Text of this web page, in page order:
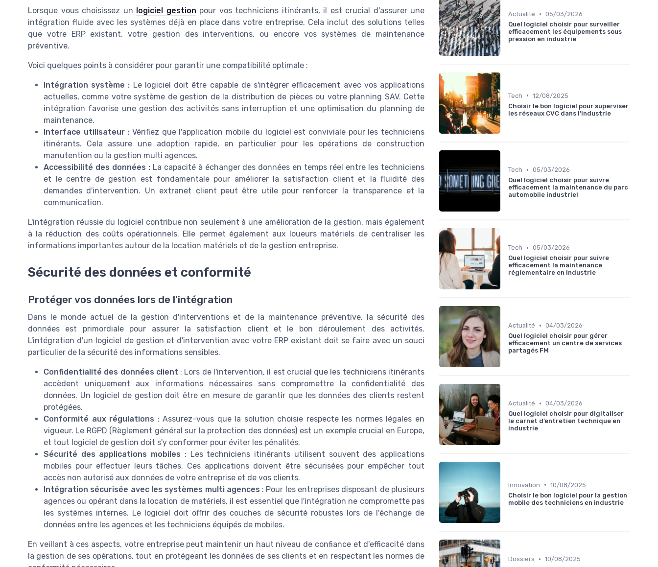
Lorsque vous choisissez un logiciel gestion pour vos techniciens itinérants, il est crucial d'assurer une
intégration fluide avec les systèmes déjà en place dans votre entreprise. Cela inclut des solutions telles
que votre ERP existant, votre gestion des interventions, ou encore vos systèmes de maintenance
préventive.
Voici quelques points à considérer pour garantir une compatibilité optimale :
Intégration système : Le logiciel doit être capable de s'intégrer efficacement avec vos applications
actuelles, comme votre système de gestion de la distribution de pièces ou votre planning SAV. Cette
intégration favorise une gestion des activités sans interruption et une optimisation du planning de
maintenance.
Interface utilisateur : Vérifiez que l'application mobile du logiciel est conviviale pour les techniciens
itinérants. Cela assure une adoption rapide, en particulier pour les opérations de construction
manutention ou la gestion multi agences.
Accessibilité des données :La capacité à échanger des données en temps réel entre les techniciens
et le centre de gestion est fondamentale pour améliorer la satisfaction client et la fluidité des
demandes d'intervention. Un extranet client peut être utile pour renforcer la transparence et la
communication.
L'intégration réussie du logiciel contribue non seulement à une amélioration de la gestion, mais également
à la réduction des coûts opérationnels. Elle permet également aux loueurs matériels de centraliser les
informations importantes autour de la location matériels et de la gestion entreprise.
Sécurité des données et conformité
Protéger vos données lors de l'intégration
Dans le monde actuel de la gestion d'interventions et de la maintenance préventive, la sécurité des
données est primordiale pour assurer la satisfaction client et le bon déroulement des activités.
L'intégration d'un logiciel de gestion et d'intervention avec votre ERP existant doit se faire avec un souci
particulier de la sécurité des informations sensibles.
Confidentialité des données client : Lors de l'intervention, il est crucial que les techniciens itinérants
accèdent uniquement aux informations nécessaires sans compromettre la confidentialité des
données. Un logiciel de gestion doit être en mesure de garantir que les données des clients restent
protégées.
Conformité aux régulations : Assurez-vous que la solution choisie respecte les normes légales en
vigueur. Le RGPD (Règlement général sur la protection des données) est un exemple crucial en Europe,
et tout logiciel de gestion doit s'y conformer pour éviter les pénalités.
Sécurité des applications mobiles : Les techniciens itinérants utilisent souvent des applications
mobiles pour effectuer leurs tâches. Ces applications doivent être sécurisées pour empêcher tout
accès non autorisé aux données de votre entreprise et de vos clients.
Intégration sécurisée avec les systèmes multi agences : Pour les entreprises disposant de plusieurs
agences ou opérant dans la location de matériels, il est essentiel que l'intégration ne compromette pas
les systèmes internes. Le logiciel doit offrir des couches de sécurité robustes lors de l'échange de
données entre les agences et les techniciens équipés de mobiles.
En veillant à ces aspects, votre entreprise peut maintenir un haut niveau de confiance et d'efficacité dans
la gestion de ses opérations, tout en protégeant les données de ses clients et en respectant les normes de
Actualité • 05/03/2026
Quel logiciel choisir pour surveiller
efficacement les équipements sous
pression en industrie
Tech • 12/08/2025
Choisir le bon logiciel pour superviser
les réseaux CVC dans l'industrie
Tech • 05/03/2026
Quel logiciel choisir pour suivre
efficacement la maintenance du parc
automobile industriel
Tech • 05/03/2026
Quel logiciel choisir pour suivre
efficacement la maintenance
réglementaire en industrie
Actualité • 04/03/2026
Quel logiciel choisir pour gérer
efficacement un centre de services
partagés FM
Actualité • 04/03/2026
Quel logiciel choisir pour digitaliser
le carnet d’entretien technique en
industrie
Innovation • 10/08/2025
Choisir le bon logiciel pour la gestion
mobile des techniciens en industrie
Dossiers • 10/08/2025